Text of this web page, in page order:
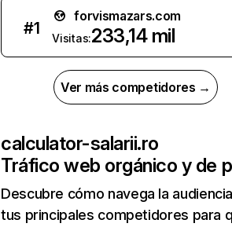
#1
forvismazars.com
Visitas:233,14 mil
Ver más competidores →
calculator-salarii.ro
Tráfico web orgánico y de
Descubre cómo navega la
tus principales competidores para